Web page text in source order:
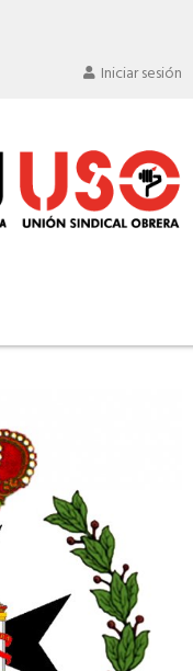
Iniciar sesión